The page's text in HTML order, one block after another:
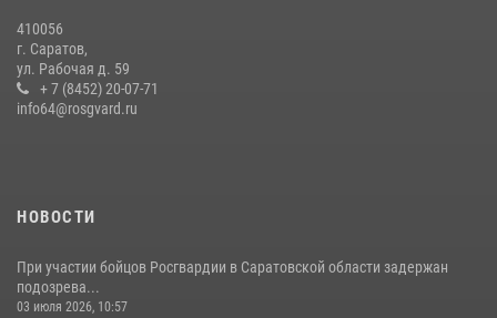
В Саратове командир СОБР «Волкодав» и ветеран
спецподразделения МВД провели совместный урок мужества для
семей сотрудников Росгвардии.
05 августа 2026, 12:55
07 августа 2026, 11:35
410056
г. Саратов,
ул. Рабочая д. 59
+ 7 (8452) 20-07-71
info64@rosgvard.ru
НОВОСТИ
При участии бойцов Росгвардии в Саратовской области задержан
подозрева...
03 июля 2026, 10:57